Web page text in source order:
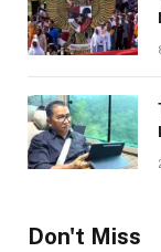
Don't Miss